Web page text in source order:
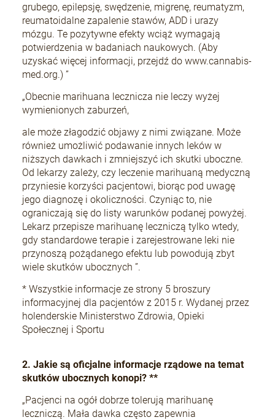
+Speed Auto
19,80 zł
grubego, epilepsję, swędzenie, migrenę, reumatyzm,
reumatoidalne zapalenie stawów, ADD i urazy
mózgu. Te pozytywne efekty wciąż wymagają
potwierdzenia w badaniach naukowych. (Aby
uzyskać więcej informacji, przejdź do www.cannabis-
med.org.) ”
„Obecnie marihuana lecznicza nie leczy wyżej
wymienionych zaburzeń,
ale może złagodzić objawy z nimi związane. Może
również umożliwić podawanie innych leków w
niższych dawkach i zmniejszyć ich skutki uboczne.
Od lekarzy zależy, czy leczenie marihuaną medyczną
przyniesie korzyści pacjentowi, biorąc pod uwagę
jego diagnozę i okoliczności. Czyniąc to, nie
ograniczają się do listy warunków podanej powyżej.
Lekarz przepisze marihuanę leczniczą tylko wtedy,
gdy standardowe terapie i zarejestrowane leki nie
przynoszą pożądanego efektu lub powodują zbyt
wiele skutków ubocznych ”.
* Wszystkie informacje ze strony 5 broszury
informacyjnej dla pacjentów z 2015 r. Wydanej przez
holenderskie Ministerstwo Zdrowia, Opieki
Społecznej i Sportu
2. Jakie są oficjalne informacje rządowe na temat
skutków ubocznych konopi? **
„Pacjenci na ogół dobrze tolerują marihuanę
leczniczą. Mała dawka często zapewnia